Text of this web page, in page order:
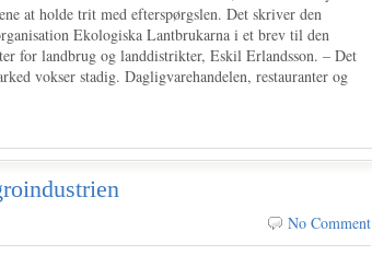
at holde trit med efterspørgslen. Det skriver den
Ekologiska Lantbrukarna i et brev til den
for landbrug og landdistrikter, Eskil Erlandsson. – Det
vokser stadig. Dagligvarehandelen, restauranter og
No Comment